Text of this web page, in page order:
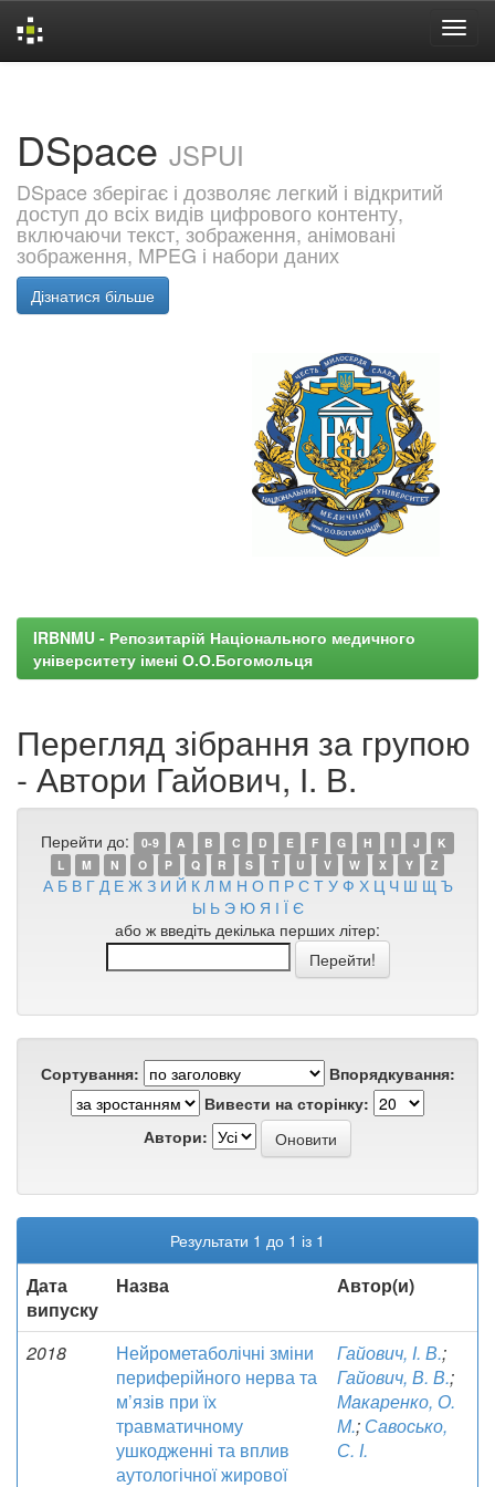
DSpace JSPUI
DSpace зберігає і дозволяє легкий і відкритий
доступ до всіх видів цифрового контенту,
включаючи текст, зображення, анімовані
зображення, MPEG і набори даних
Дізнатися більше
IRBNMU - Репозитарій Національного медичного
університету імені О.О.Богомольця
Перегляд зібрання за групою
- Автори Гайович, І. В.
Перейти до: 0-9 A B C D E F G H I J
K
L
M N O P Q R S T U V W X Y Z
А Б В Г Д Е Ж З И Й К Л М Н О П Р С Т У Ф Х Ц Ч Ш Щ Ъ
Ы Ь Э Ю Я І Ї Є
або ж введіть декілька перших літер:
Сортування:
Впорядкування:
Вивести на сторінку:
Автори:
Результати 1 до 1 із 1
Дата
випуску
Назва Автор(и)
2018
Нейрометаболічні зміни
периферійного нерва та
м’язів при їх
травматичному
ушкодженні та вплив
аутологічної жирової
Гайович, І. В.;
Гайович, В. В.;
Макаренко, О.
М.; Савосько,
С. І.